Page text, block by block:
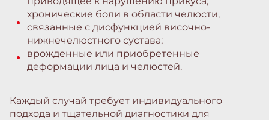
хронические боли в области челюсти,
связанные с дисфункцией височно-
нижнечелюстного сустава;
врожденные или приобретенные
деформации лица и челюстей.
Каждый случай требует индивидуального
подхода и тщательной диагностики для